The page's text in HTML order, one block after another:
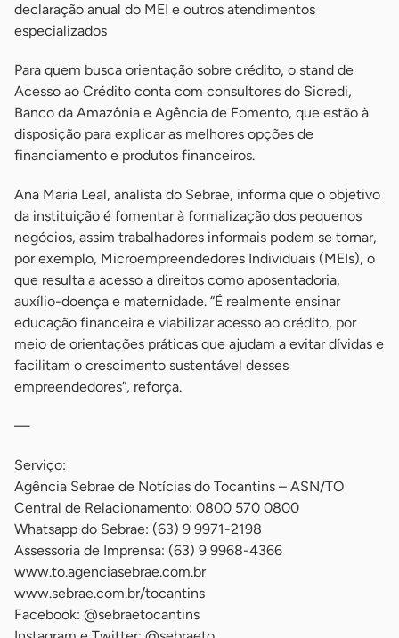
declaração anual do MEI e outros atendimentos
especializados
Para quem busca orientação sobre crédito, o stand de
Acesso ao Crédito conta com consultores do Sicredi,
Banco da Amazônia e Agência de Fomento, que estão à
disposição para explicar as melhores opções de
financiamento e produtos financeiros.
Ana Maria Leal, analista do Sebrae, informa que o objetivo
da instituição é fomentar à formalização dos pequenos
negócios, assim trabalhadores informais podem se tornar,
por exemplo, Microempreendedores Individuais (MEIs), o
que resulta a acesso a direitos como aposentadoria,
auxílio-doença e maternidade. “É realmente ensinar
educação financeira e viabilizar acesso ao crédito, por
meio de orientações práticas que ajudam a evitar dívidas e
facilitam o crescimento sustentável desses
empreendedores”, reforça.
—
Serviço:
Agência Sebrae de Notícias do Tocantins – ASN/TO
Central de Relacionamento: 0800 570 0800
Whatsapp do Sebrae: (63) 9 9971-2198
Assessoria de Imprensa: (63) 9 9968-4366
www.to.agenciasebrae.com.br
www.sebrae.com.br/tocantins
Facebook: @sebraetocantins